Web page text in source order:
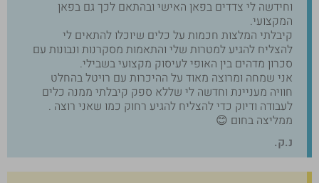
וחידשה לי צדדים בפאן האישי ובהתאם לכך גם בפאן
המקצועי.
קיבלתי המלצות חכמות על כלים שיוכלו להתאים לי
להצליח להגיע למטרות שלי והתאמות מסקרנות ונבונות עם
סכרון מדהים בין האופי לעיסוק מקצועי בשבילי.
אני שמחה ומרוצה מאוד על ההיכרות עם רויטל בהחלט
חוויה מעניינת וחדשה לי שללא ספק קיבלתי ממנה כלים
לעבודה ודיוק כדי להצליח להגיע רחוק כמו שאני רוצה .
ממליצה בחום 😊
נ.ק.